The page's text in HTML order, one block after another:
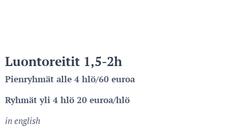
Luontoreitit 1,5-2h
Pienryhmät alle 4 hlö/60 euroa
Ryhmät yli 4 hlö 20 euroa/hlö
inenglish